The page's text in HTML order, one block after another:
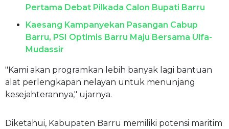
Pertama Debat Pilkada Calon Bupati Barru
Kaesang Kampanyekan Pasangan Cabup
Barru, PSI Optimis Barru Maju Bersama Ulfa-
Mudassir
"Kami akan programkan lebih banyak lagi bantuan
alat perlengkapan nelayan untuk menunjang
kesejahterannya," ujarnya.
Diketahui, Kabupaten Barru memiliki potensi maritim